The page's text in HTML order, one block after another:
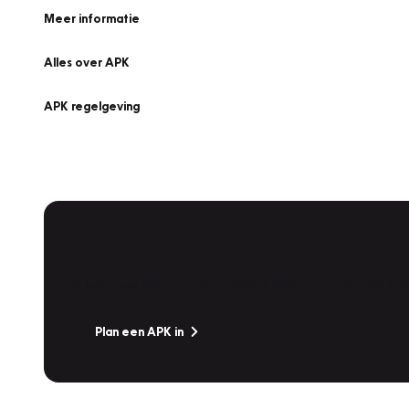
Meer informatie
Alles over APK
APK regelgeving
Plan een APK in